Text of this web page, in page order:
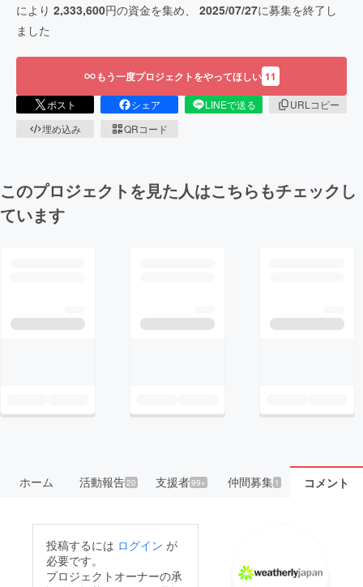
により 2,333,600円の資金を集め、 2025/07/27に募集を終了し
ました
もう一度プロジェクトをやってほしい 11
ポスト シェア LINEで送る
URLコピー
埋め込み
QRコード
このプロジェクトを見た人はこちらもチェックし
ています
ホーム 活動報告20 支援者99+ 仲間募集 1 コメント
投稿するには ログイン が
必要です。
プロジェクトオーナーの承